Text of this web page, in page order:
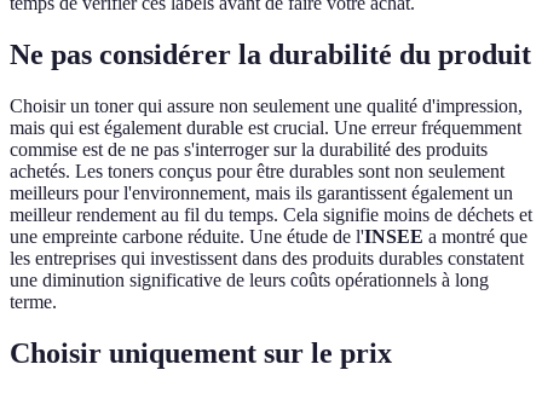
Ne pas considérer la durabilité du produit
Choisir un toner qui assure non seulement une qualité d'impression,
mais qui est également durable est crucial. Une erreur fréquemment
commise est de ne pas s'interroger sur la durabilité des produits
achetés. Les toners conçus pour être durables sont non seulement
meilleurs pour l'environnement, mais ils garantissent également un
meilleur rendement au fil du temps. Cela signifie moins de déchets et
une empreinte carbone réduite. Une étude de l'INSEE a montré que
les entreprises qui investissent dans des produits durables constatent
une diminution significative de leurs coûts opérationnels à long
terme.
Choisir uniquement sur le prix